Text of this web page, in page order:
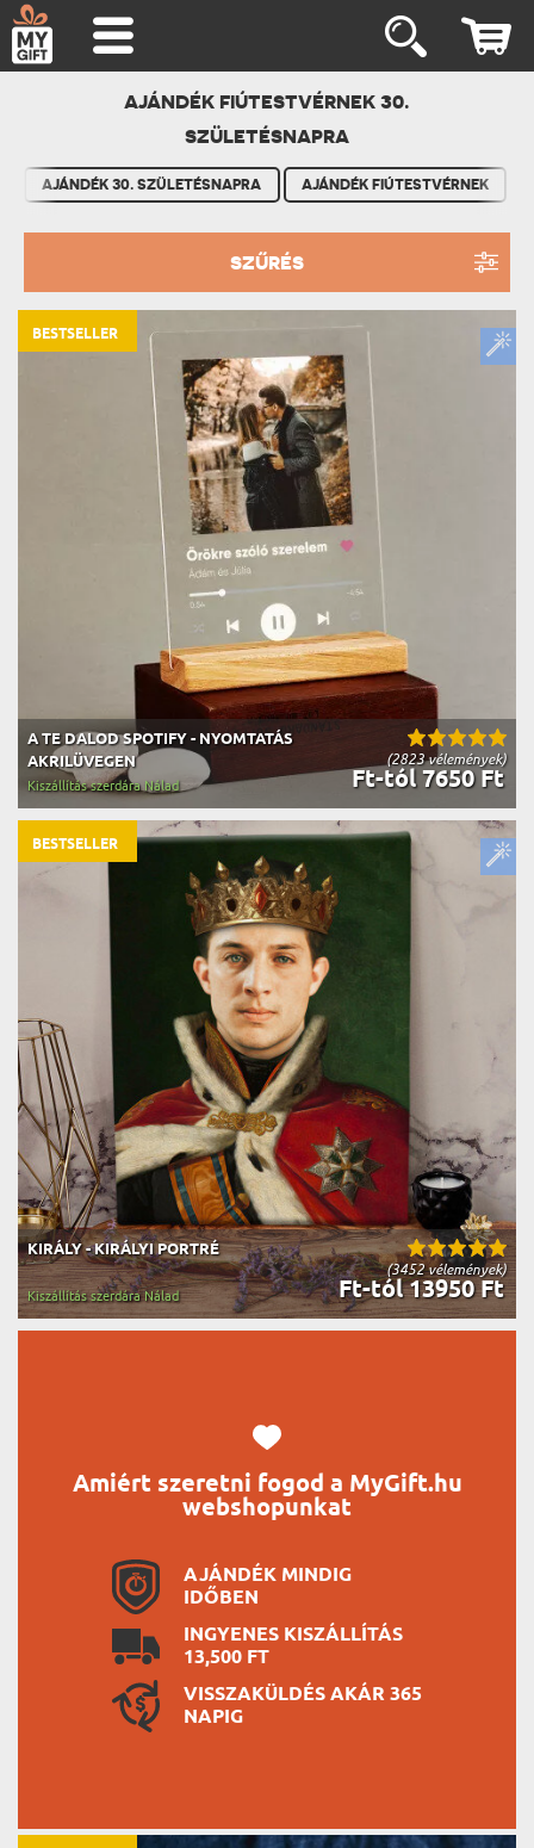
AJÁNDÉK FIÚTESTVÉRNEK 30.
SZÜLETÉSNAPRA
AJÁNDÉK 30. SZÜLETÉSNAPRA AJÁNDÉK FIÚTESTVÉRNEK
SZŰRÉS
(2823 vélemények)
A TE DALOD SPOTIFY - NYOMTATÁS
AKRILÜVEGEN
Ft-tól 7650 Ft
Kiszállítás szerdára Nálad
BESTSELLER
(3452 vélemények)
KIRÁLY - KIRÁLYI PORTRÉ
Ft-tól 13950 Ft
Kiszállítás szerdára Nálad
BESTSELLER
Amiért szeretni fogod a MyGift.hu
webshopunkat
AJÁNDÉK MINDIG
IDŐBEN
INGYENES KISZÁLLÍTÁS
13,500 FT
VISSZAKÜLDÉS AKÁR 365
NAPIG